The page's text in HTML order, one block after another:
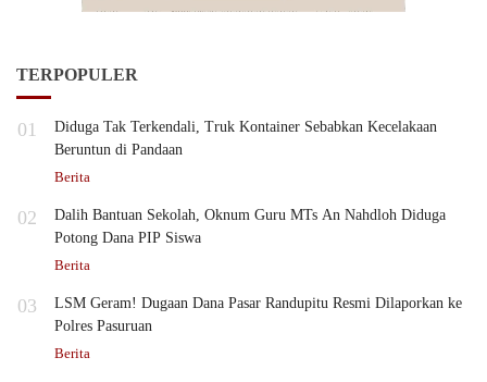
TERPOPULER
01
Diduga Tak Terkendali, Truk Kontainer Sebabkan Kecelakaan
Beruntun di Pandaan
Berita
02
Dalih Bantuan Sekolah, Oknum Guru MTs An Nahdloh Diduga
Potong Dana PIP Siswa
Berita
03
LSM Geram! Dugaan Dana Pasar Randupitu Resmi Dilaporkan ke
Polres Pasuruan
Berita